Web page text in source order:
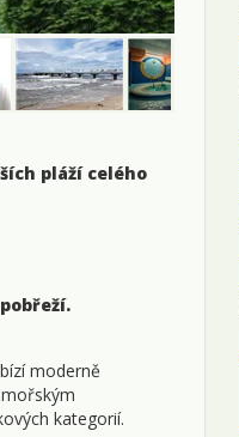
pláží celého
moderně
kategorií.